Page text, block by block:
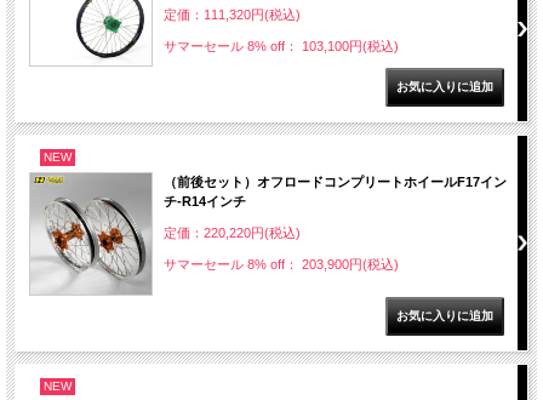
定価：111,320円(税込)
サマーセール 8% off： 103,100円(税込)
NEW
（前後セット）オフロードコンプリートホイールF17イン
チ-R14インチ
定価：220,220円(税込)
サマーセール 8% off： 203,900円(税込)
NEW